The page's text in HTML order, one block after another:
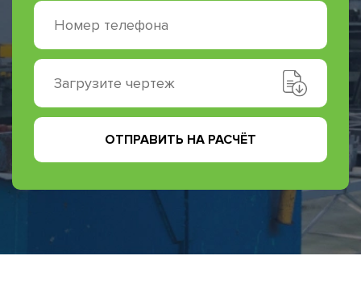
Загрузите чертеж
ОТПРАВИТЬ НА РАСЧЁТ